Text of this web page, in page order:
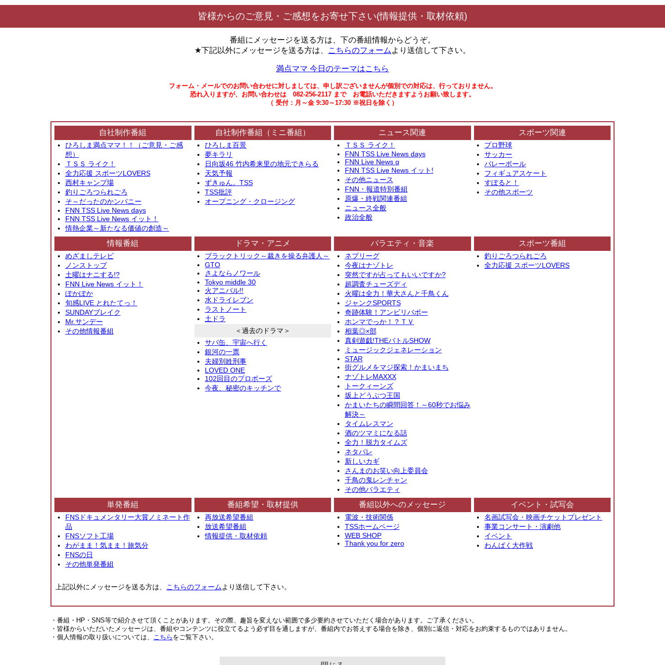
皆様からのご意見・ご感想をお寄せ下さい(情報提供・取材依頼)
番組にメッセージを送る方は、下の番組情報からどうぞ。
★下記以外にメッセージを送る方は、
こちらのフォーム より送信して下さい。
満点ママ 今日のテーマはこちら
フォーム・メールでのお問い合わせに対しましては、申し訳ございませんが個別での対応は、行っておりません。
恐れ入りますが、お問い合わせは 082-256-2117 まで お電話いただきますようお願い致します。
（ 受付：月～金 9:30～17:30 ※祝日を除く）
自社制作番組
ひろしま満点ママ！！（ご意見・ご感
想）
ＴＳＳ ライク！
全力応援 スポーツLOVERS
西村キャンプ場
釣りごろつられごろ
そ～だったのかンパニー
FNN TSS Live News days
FNN TSS Live News イット！
情熱企業～新たなる価値の創造～
自社制作番組（ミニ番組）
ひろしま百景
夢キラリ
日向坂46 竹内希来里の地元できらる
天気予報
ずきゅん。TSS
TSS批評
オープニング・クロージング
ニュース関連
ＴＳＳ ライク！
FNN TSS Live News days
FNN Live News α
FNN TSS Live News イット!
その他ニュース
FNN・報道特別番組
原爆・終戦関連番組
ニュース全般
政治全般
スポーツ関連
プロ野球
サッカー
バレーボール
フィギュアスケート
すぽると！
その他スポーツ
情報番組
めざましテレビ
ノンストップ
土曜はナニする!?
FNN Live News イット！
ぽかぽか
旬感LIVE とれたてっ！
SUNDAYブレイク
Mr.サンデー
その他情報番組
ドラマ・アニメ
ブラックトリック～裁きを操る弁護人～
GTO
さよならノワール
Tokyo middle 30
火アニバル!!
水ドライレブン
ラストノート
土ドラ
＜過去のドラマ＞
サバ缶、宇宙へ行く
銀河の一票
夫婦別姓刑事
LOVED ONE
102回目のプロポーズ
今夜、秘密のキッチンで
バラエティ・音楽
ネプリーグ
今夜はナゾトレ
突然ですが占ってもいいですか?
超調査チューズディ
火曜は全力！華大さんと千鳥くん
ジャンクSPORTS
奇跡体験！アンビリバボー
ホンマでっか！？ＴＶ
相葉◎×部
真剣遊戯!THEバトルSHOW
ミュージックジェネレーション
STAR
街グルメをマジ探索！かまいまち
ナゾトレMAXXX
トークィーンズ
坂上どうぶつ王国
かまいたちの瞬間回答！～60秒でお悩み
解決～
タイムレスマン
酒のツマミになる話
全力！脱力タイムズ
ネタパレ
新しいカギ
さんまのお笑い向上委員会
千鳥の鬼レンチャン
その他バラエティ
スポーツ番組
釣りごろつられごろ
全力応援 スポーツLOVERS
単発番組
FNSドキュメンタリー大賞ノミネート作
品
FNSソフト工場
わがまま！気まま！旅気分
FNSの日
その他単発番組
番組希望・取材提供
再放送希望番組
放送希望番組
情報提供・取材依頼
番組以外へのメッセージ
電波・技術関係
TSSホームページ
WEB SHOP
Thank you for zero
イベント・試写会
名画試写会・映画チケットプレゼント
事業コンサート・演劇他
イベント
わんぱく大作戦
上記以外にメッセージを送る方は、 こちらのフォームより送信して下さい。
・番組・HP・SNS等で紹介させて頂くことがあります。その際、趣旨を変えない範囲で多少要約させていただく場合があります。ご了承ください。
・皆様からいただいたメッセージは、番組やコンテンツに役立てるよう必ず目を通しますが、番組内でお答えする場合を除き、個別に返信・対応をお約束するものではありません。
・個人情報の取り扱いについては、
こちら をご覧下さい。